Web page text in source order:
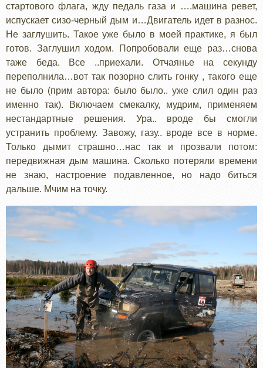
стартового флага, жду педаль газа и ….машина ревет,
испускает сизо-черный дым и…Двигатель идет в разнос.
Не заглушить. Такое уже было в моей практике, я был
готов. Заглушил ходом. Попробовали еще раз…снова
таже беда. Все ..приехали. Отчаянье на секунду
переполнила…вот так позорно слить гонку , такого еще
не было (прим автора: было было.. уже слил один раз
именно так). Включаем смекалку, мудрим, применяем
нестандартные решения. Ура.. вроде бы смогли
устранить проблему. Завожу, газу.. вроде все в норме.
Только дымит страшно…нас так и прозвали потом:
передвижная дым машина. Сколько потеряли времени
не знаю, настроение подавленное, но надо биться
дальше. Мчим на точку.